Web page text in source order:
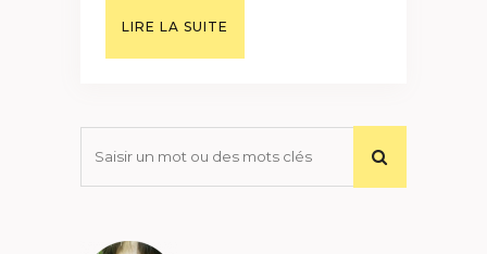
LIRE LA SUITE